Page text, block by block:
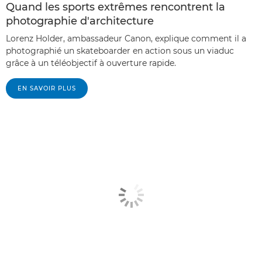
Quand les sports extrêmes rencontrent la
photographie d'architecture
Lorenz Holder, ambassadeur Canon, explique comment il a
photographié un skateboarder en action sous un viaduc
grâce à un téléobjectif à ouverture rapide.
EN SAVOIR PLUS